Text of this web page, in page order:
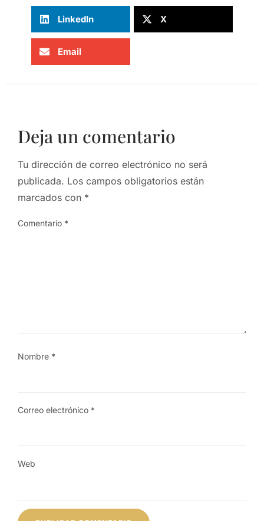
LinkedIn X
Email
Deja un comentario
Tu dirección de correo electrónico no será
publicada. Los campos obligatorios están
marcados con *
Comentario *
Nombre *
Correo electrónico *
Web